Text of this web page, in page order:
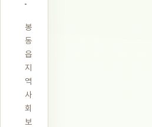
봉
동
읍
지
역
사
회
보